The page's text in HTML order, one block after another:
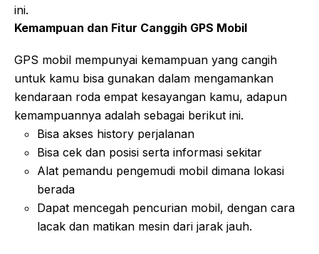
ini.
Kemampuan dan Fitur Canggih GPS Mobil
GPS mobil mempunyai kemampuan yang cangih
untuk kamu bisa gunakan dalam mengamankan
kendaraan roda empat kesayangan kamu, adapun
kemampuannya adalah sebagai berikut ini.
Bisa akses history perjalanan
Bisa cek dan posisi serta informasi sekitar
Alat pemandu pengemudi mobil dimana lokasi
berada
Dapat mencegah pencurian mobil, dengan cara
lacak dan matikan mesin dari jarak jauh.